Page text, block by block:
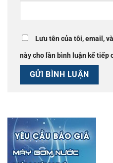
Lưu tên của tôi, email,
này cho lần bình luận kế tiếp